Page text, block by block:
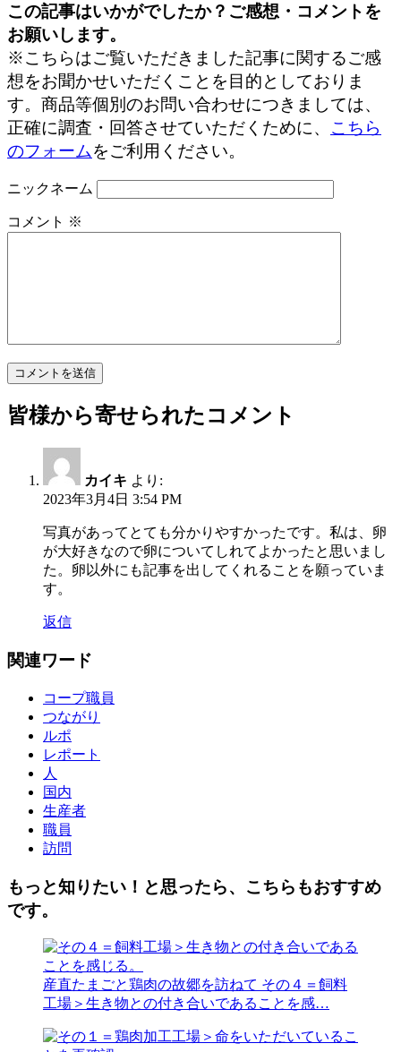
この記事はいかがでしたか？ご感想・コメントを
お願いします。
※こちらはご覧いただきました記事に関するご感
想をお聞かせいただくことを目的としておりま
す。商品等個別のお問い合わせにつきましては、
正確に調査・回答させていただくために、 こちら
のフォームをご利用ください。
ニックネーム
コメント ※
皆様から寄せられたコメント
カイキ より:
2023年3月4日 3:54 PM
写真があってとても分かりやすかったです。私は、卵
が大好きなので卵についてしれてよかったと思いまし
た。卵以外にも記事を出してくれることを願っていま
す。
返信
関連ワード
コープ職員
つながり
ルポ
レポート
人
国内
生産者
職員
訪問
もっと知りたい！と思ったら、こちらもおすすめ
です。
産直たまごと鶏肉の故郷を訪ねて その４＝飼料
工場＞生き物との付き合いであることを感…